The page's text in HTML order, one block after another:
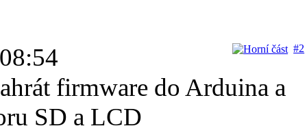
#2
firmware do Arduina a
SD a LCD